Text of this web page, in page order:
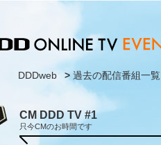
DDDweb > 過去の配信番組一覧
CM DDD TV #1
只今CMのお時間です